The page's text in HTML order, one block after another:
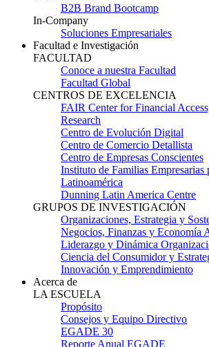
B2B Brand Bootcamp
In-Company
Soluciones Empresariales
Facultad e Investigación
FACULTAD
Conoce a nuestra Facultad
Facultad Global
CENTROS DE EXCELENCIA
FAIR Center for Financial
Research
Centro de Evolución Digital
Centro de Comercio Detallista
Centro de Empresas Conscientes
Instituto de Familias
Latinoamérica
Dunning Latin America Centre
GRUPOS DE INVESTIGACIÓN
Organizaciones, Estrategia y
Negocios, Finanzas y Economía
Liderazgo y Dinámica
Ciencia del Consumidor y
Innovación y Emprendimiento
Acerca de
LA ESCUELA
Propósito
Consejos y Equipo Directivo
EGADE 30
Reporte Anual EGADE